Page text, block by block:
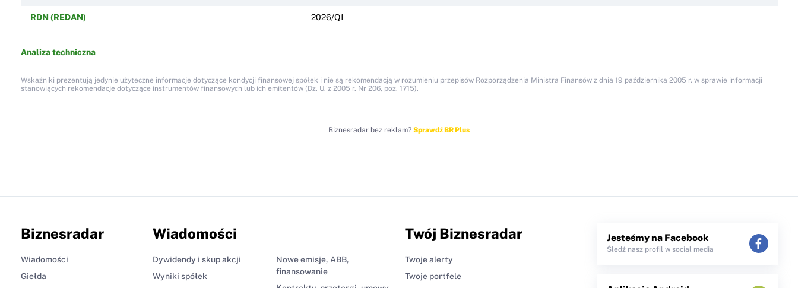
RDN (REDAN) 2026/Q1
Analiza techniczna
Wskaźniki prezentują jedynie użyteczne informacje dotyczące kondycji finansowej spółek i nie są rekomendacją w rozumieniu przepisów Rozporządzenia Ministra Finansów z dnia 19 października 2005 r. w sprawie informacji
stanowiących rekomendacje dotyczące instrumentów finansowych lub ich emitentów (Dz. U. z 2005 r. Nr 206, poz. 1715).
Biznesradar bez reklam? Sprawdź BR Plus
Biznesradar
Wiadomości
Giełda
Wiadomości
Dywidendy i skup akcji
Wyniki spółek
Nowe emisje, ABB,
finansowanie
Twój Biznesradar
Twoje alerty
Twoje portfele
Jesteśmy na Facebook
Śledź nasz profil w social media